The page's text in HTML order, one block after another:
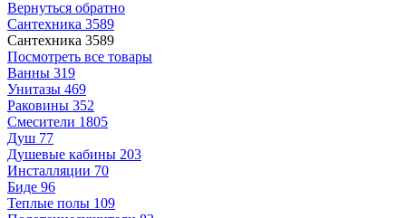
Вернуться обратно
Сантехника 3589
Сантехника 3589
Посмотреть все товары
Ванны 319
Унитазы 469
Раковины 352
Смесители 1805
Душ 77
Душевые кабины 203
Инсталляции 70
Биде 96
Теплые полы 109